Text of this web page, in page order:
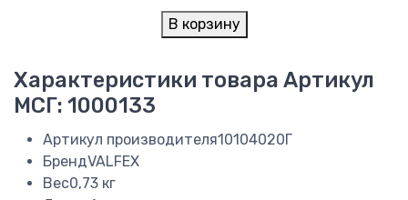
В корзину
Характеристики товара Артикул
МСГ: 1000133
Артикул производителя10104020Г
БрендVALFEX
Вес0,73 кг